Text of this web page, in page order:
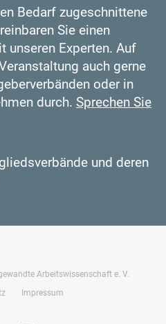
Bedarf zugeschnittene
Sie einen
unseren Experten. Auf
auch gerne
oder in
durch. Sprechen Sie
und deren
Arbeitswissenschaft e. V.
Impressum